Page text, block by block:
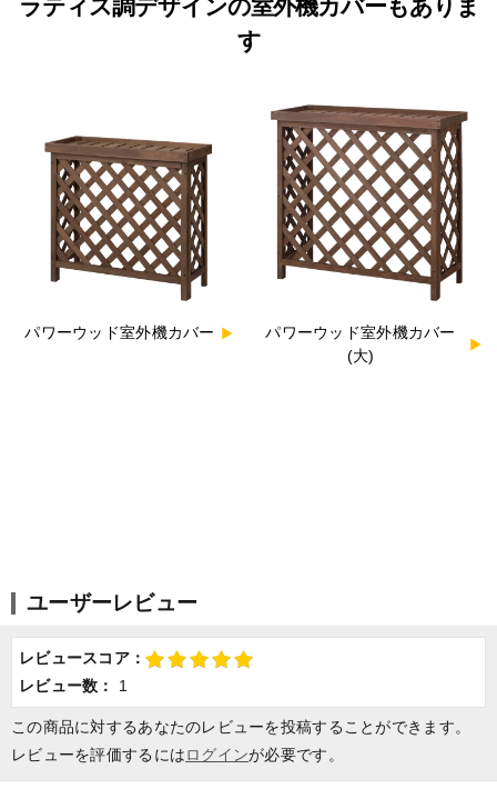
ラティス調デザインの室外機カバーもありま
す
パワーウッド室外機カバー
パワーウッド室外機カバー
(大)
ユーザーレビュー
レビュースコア：
レビュー数：
1
この商品に対するあなたのレビューを投稿することができます。
レビューを評価するにはログインが必要です。